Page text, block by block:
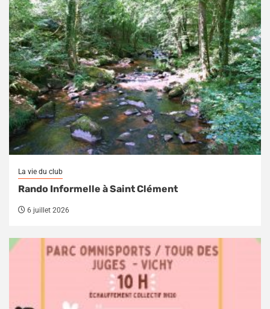
La vie du club
Rando Informelle à Saint Clément
6 juillet 2026